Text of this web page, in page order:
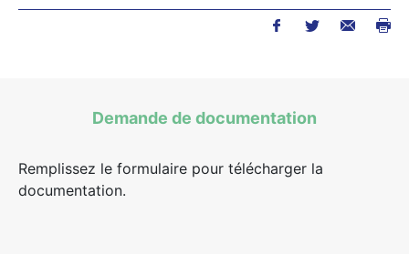
Demande de documentation
Remplissez le formulaire pour télécharger la
documentation.